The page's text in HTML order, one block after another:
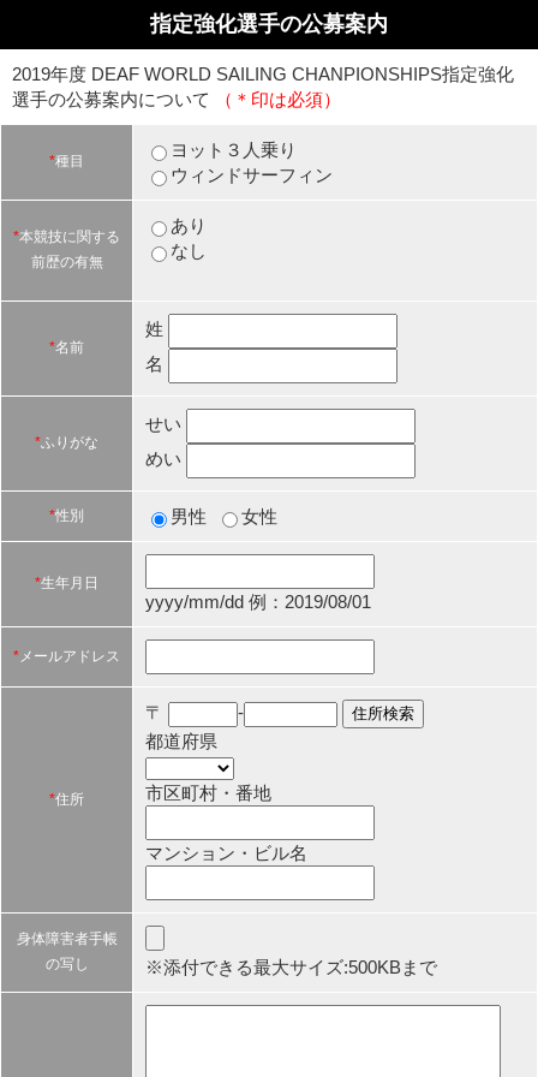
指定強化選手の公募案内
2019年度 DEAF WORLD SAILING CHANPIONSHIPS指定強化
選手の公募案内について
（＊印は必須）
*種目
ヨット３人乗り
ウィンドサーフィン
*本競技に関する
前歴の有無
あり
なし
*名前
姓
名
*ふりがな
せい
めい
*性別 男性 女性
*生年月日
yyyy/mm/dd 例：2019/08/01
*メールアドレス
*住所
〒
-
都道府県
市区町村・番地
マンション・ビル名
身体障害者手帳
の写し
※添付できる最大サイズ:500KBまで